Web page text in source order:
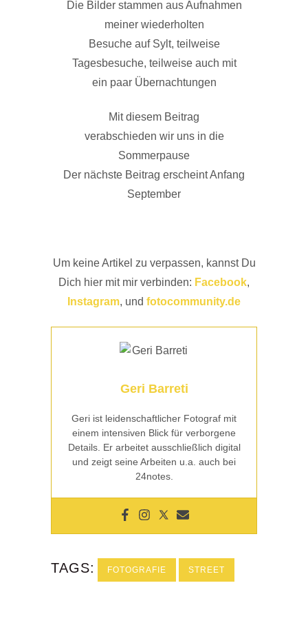
Die Bilder stammen aus Aufnahmen
meiner wiederholten
Besuche auf Sylt, teilweise
Tagesbesuche, teilweise auch mit
ein paar Übernachtungen
Mit diesem Beitrag
verabschieden wir uns in die
Sommerpause
Der nächste Beitrag erscheint Anfang
September
Um keine Artikel zu verpassen, kannst Du
Dich hier mit mir verbinden: Facebook,
Instagram, und fotocommunity.de
Geri Barreti
Geri ist leidenschaftlicher Fotograf mit
einem intensiven Blick für verborgene
Details. Er arbeitet ausschließlich digital
und zeigt seine Arbeiten u.a. auch bei
24notes.
TAGS: FOTOGRAFIE STREET